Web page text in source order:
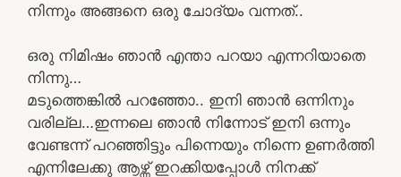
നിന്നും അങ്ങനെ ഒരു ചോദ്യം വന്നത്..
ഒരു നിമിഷം ഞാൻ എന്താ പറയാ എന്നറിയാതെ
നിന്നു…
മടുത്തെങ്കിൽ പറഞ്ഞോ.. ഇനി ഞാൻ ഒന്നിനും
വരില്ല…ഇന്നലെ ഞാൻ നിന്നോട് ഇനി ഒന്നും
വേണ്ടന്ന് പറഞ്ഞിട്ടും പിന്നെയും നിന്നെ ഉണർത്തി
എന്നിലേക്കു ആഴ്ന്ന് ഇറക്കിയപ്പോൾ നിനക്ക്